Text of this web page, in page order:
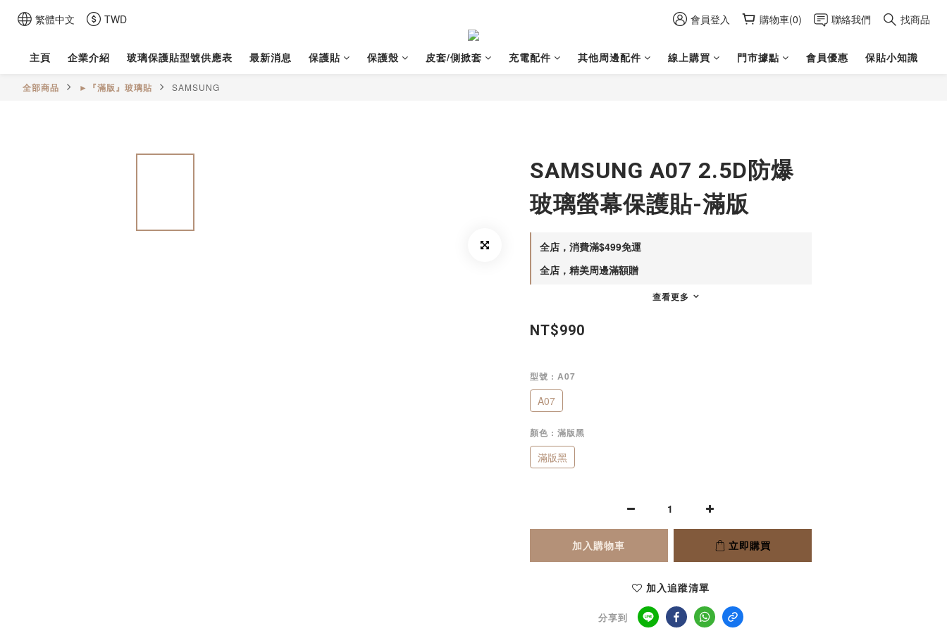
繁體中文 TWD 會員登入 購物車(0) 聯絡我們 找商品
主頁 企業介紹 玻璃保護貼型號供應表 最新消息 保護貼 保護殼 皮套/側掀套 充電配件 其他周邊配件 線上購買 門市據點 會員優惠 保貼小知識
全部商品 ►『滿版』玻璃貼 SAMSUNG
SAMSUNG A07 2.5D防爆
玻璃螢幕保護貼-滿版
全店，消費滿$499免運
全店，精美周邊滿額贈
查看更多
NT$990
型號 : A07
A07
顏色 : 滿版黑
滿版黑
加入購物車 立即購買
加入追蹤清單
分享到